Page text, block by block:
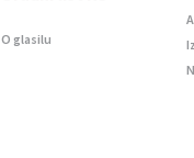
O glasilu